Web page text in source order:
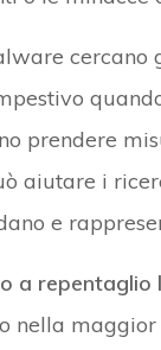
cercano
prendere
aiutare i
e
a
nella